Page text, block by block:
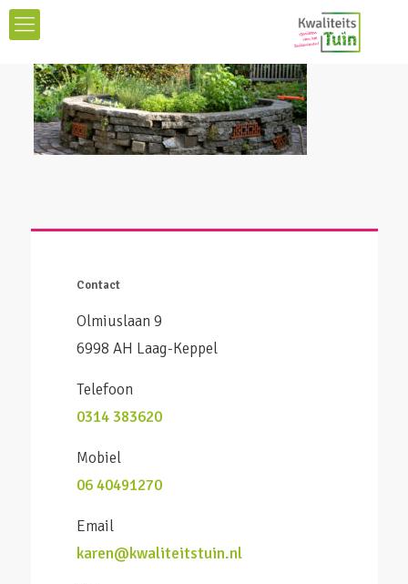
Contact
Olmiuslaan 9
6998 AH Laag-Keppel
Telefoon
0314 383620
Mobiel
06 40491270
Email
karen@kwaliteitstuin.nl